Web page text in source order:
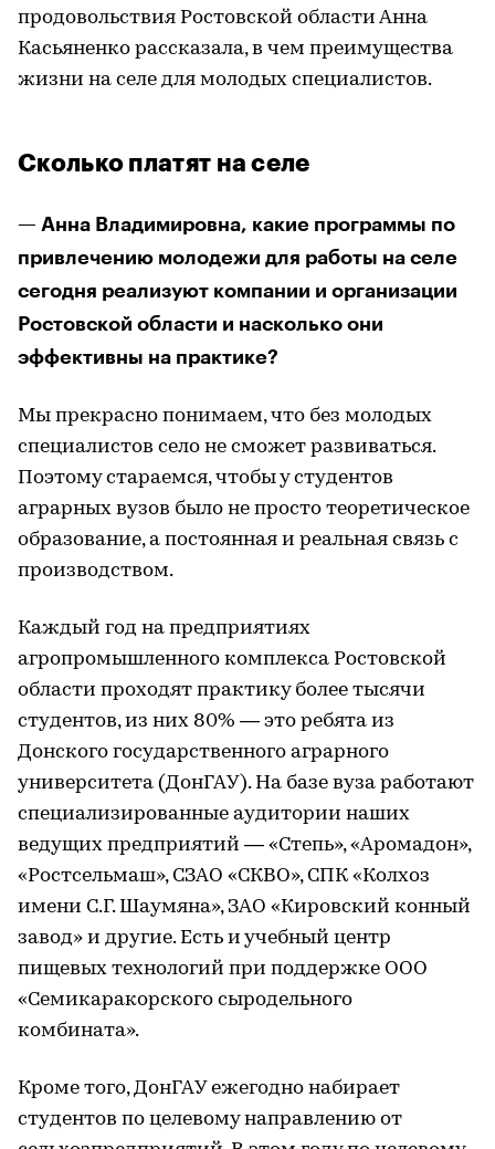
продовольствия Ростовской области Анна
Касьяненко рассказала, в чем преимущества
жизни на селе для молодых специалистов.
Сколько платят на селе
— Анна Владимировна, какие программы по
привлечению молодежи для работы на селе
сегодня реализуют компании и организации
Ростовской области и насколько они
эффективны на практике?
Мы прекрасно понимаем, что без молодых
специалистов село не сможет развиваться.
Поэтому стараемся, чтобы у студентов
аграрных вузов было не просто теоретическое
образование, а постоянная и реальная связь с
производством.
Каждый год на предприятиях
агропромышленного комплекса Ростовской
области проходят практику более тысячи
студентов, из них 80% — это ребята из
Донского государственного аграрного
университета (ДонГАУ). На базе вуза работают
специализированные аудитории наших
ведущих предприятий — «Степь», «Аромадон»,
«Ростсельмаш», СЗАО «СКВО», СПК «Колхоз
имени С.Г. Шаумяна», ЗАО «Кировский конный
завод» и другие. Есть и учебный центр
пищевых технологий при поддержке ООО
«Семикаракорского сыродельного
комбината».
Кроме того, ДонГАУ ежегодно набирает
студентов по целевому направлению от